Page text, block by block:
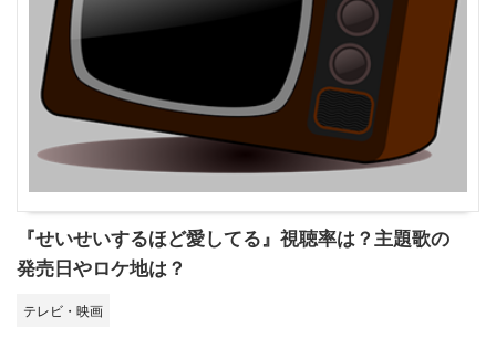
『せいせいするほど愛してる』視聴率は？主題歌の
発売日やロケ地は？
テレビ・映画